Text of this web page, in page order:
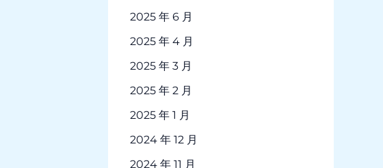
2025 年 6 月
2025 年 4 月
2025 年 3 月
2025 年 2 月
2025 年 1 月
2024 年 12 月
2024 年 11 月